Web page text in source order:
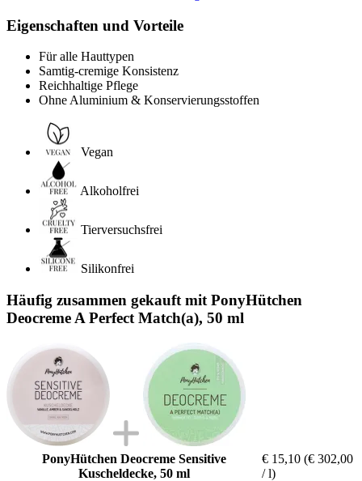
Eigenschaften und Vorteile
Für alle Hauttypen
Samtig-cremige Konsistenz
Reichhaltige Pflege
Ohne Aluminium & Konservierungsstoffen
Vegan
Alkoholfrei
Tierversuchsfrei
Silikonfrei
Häufig zusammen gekauft mit PonyHütchen
Deocreme A Perfect Match(a), 50 ml
PonyHütchen Deocreme Sensitive
Kuscheldecke, 50 ml
€ 15,10 (€ 302,00
/ l)